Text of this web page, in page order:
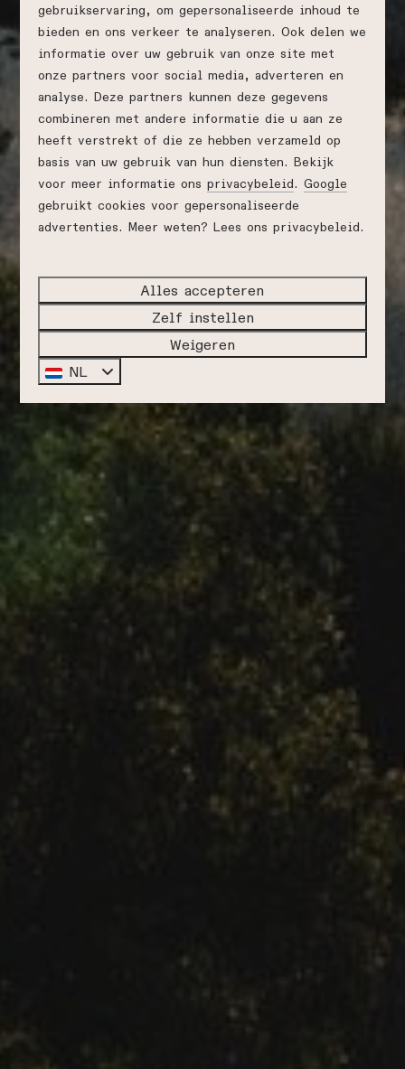
gebruikservaring, om gepersonaliseerde inhoud te
bieden en ons verkeer te analyseren. Ook delen we
informatie over uw gebruik van onze site met
onze partners voor social media, adverteren en
analyse. Deze partners kunnen deze gegevens
combineren met andere informatie die u aan ze
heeft verstrekt of die ze hebben verzameld op
basis van uw gebruik van hun diensten. Bekijk
voor meer informatie onsprivacybeleid.Google
gebruikt cookies voor gepersonaliseerde
advertenties. Meer weten? Lees ons privacybeleid.
Alles accepteren
Zelf instellen
Weigeren
NL